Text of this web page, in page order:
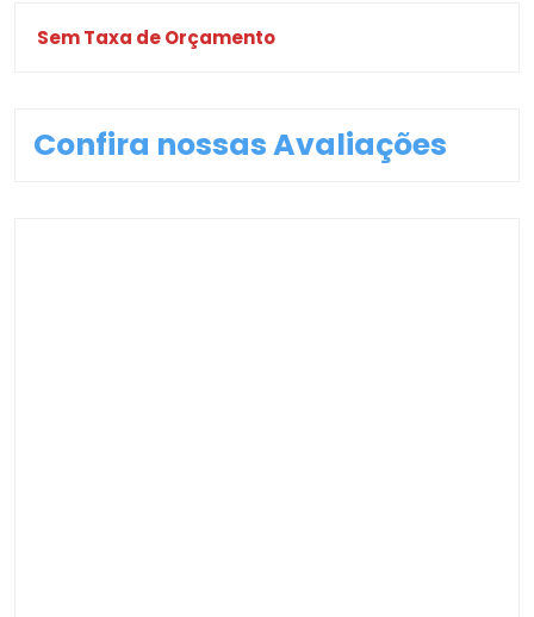
Sem Taxa de Orçamento
Confira nossas Avaliações